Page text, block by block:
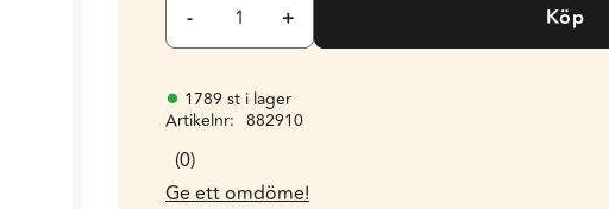
+
- Köp
1789 st i lager
Artikelnr
882910
0
Ge ett omdöme!